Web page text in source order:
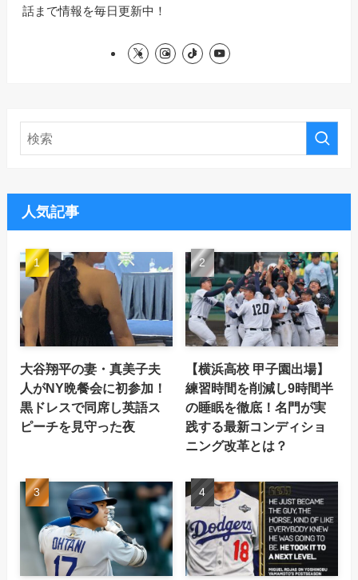
話まで情報を毎日更新中！
人気記事
大谷翔平の妻・真美子夫
人がNY晩餐会に初参加！
黒ドレスで同席し英語ス
ピーチを見守った夜
【横浜高校 甲子園出場】
練習時間を削減し9時間半
の睡眠を徹底！名門が実
践する最新コンディショ
ニング改革とは？